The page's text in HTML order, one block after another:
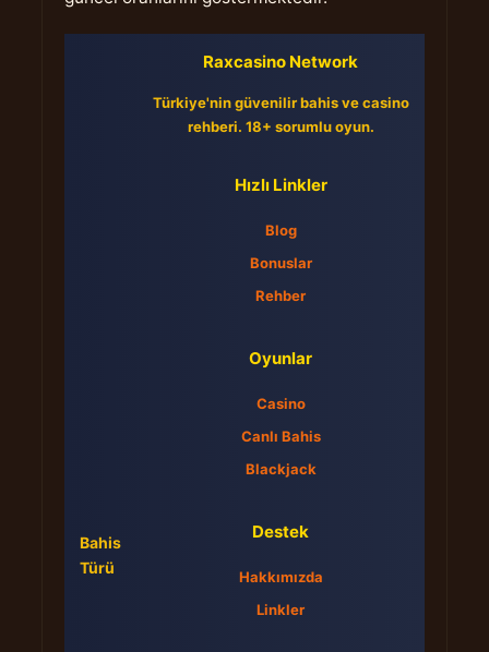
Bahis
Türü
Raxcasino Network
Türkiye'nin güvenilir bahis ve casino
rehberi. 18+ sorumlu oyun.
Hızlı Linkler
Blog
Bonuslar
Rehber
Oyunlar
Casino
Canlı Bahis
Blackjack
Destek
Hakkımızda
Linkler